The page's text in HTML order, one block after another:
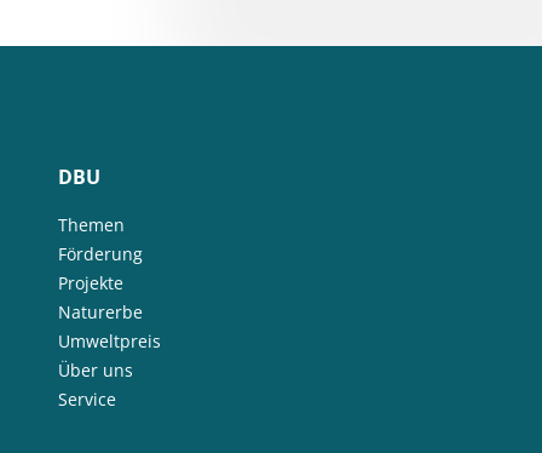
DBU
Themen
Förderung
Projekte
Naturerbe
Umweltpreis
Über uns
Service